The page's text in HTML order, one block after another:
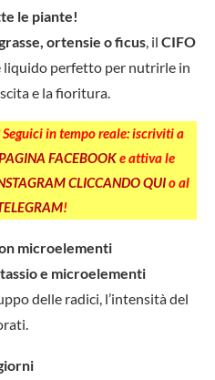
le piante!
ortensie o ficus , il CIFO
liquido perfetto per nutrirle in
e la fioritura.
in tempo reale: iscriviti a
FACEBOOKe attiva le
CLICCANDO QUIo al
!
microelementi
e microelementi
delle radici, l’intensità del